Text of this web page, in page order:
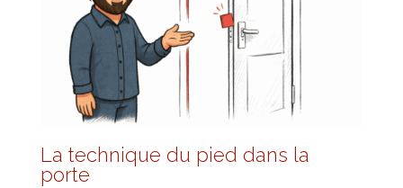
La technique du pied dans la
porte